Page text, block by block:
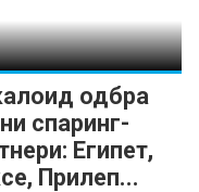
одбра
спаринг-
Египет,
Прилеп...